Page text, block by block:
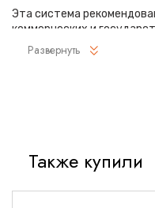
Эта система
коммерческих и
учреждениях, а также в
к точности и качеству
педиатрию,
исследования, а также
Развернуть
Также купили